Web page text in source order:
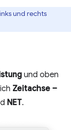
und rechts
und oben
Zeitachse –
NET.